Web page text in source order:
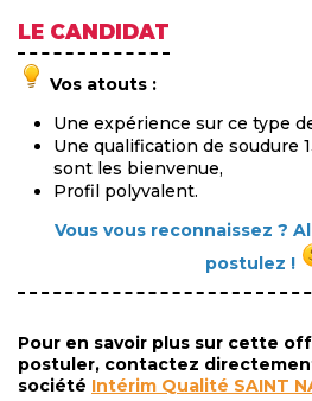
LE CANDIDAT
Vos atouts :
Une expérience sur ce type
Une qualification de soudure
sont les bienvenue,
Profil polyvalent.
Vous vous reconnaissez ?
postulez !
Pour en savoir plus sur cette
postuler, contactez
société Intérim Qualité SAINT